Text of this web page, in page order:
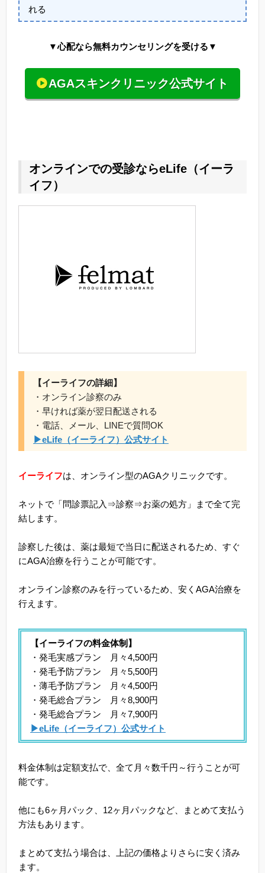
れる
▼心配なら無料カウンセリングを受ける▼
AGAスキンクリニック公式サイト
オンラインでの受診ならeLife（イーラ
イフ）
【イーライフの詳細】
・オンライン診察のみ
・早ければ薬が翌日配送される
・電話、メール、LINEで質問OK
▶eLife（イーライフ）公式サイト
イーライフは、オンライン型のAGAクリニックです。
ネットで「問診票記入⇒診察⇒お薬の処方」まで全て完
結します。
診察した後は、薬は最短で当日に配送されるため、すぐ
にAGA治療を行うことが可能です。
オンライン診察のみを行っているため、安くAGA治療を
行えます。
【イーライフの料金体制】
・発毛実感プラン 月々4,500円
・発毛予防プラン 月々5,500円
・薄毛予防プラン 月々4,500円
・発毛総合プラン 月々8,900円
・発毛総合プラン 月々7,900円
▶eLife（イーライフ）公式サイト
料金体制は定額支払で、全て月々数千円～行うことが可
能です。
他にも6ヶ月パック、12ヶ月パックなど、まとめて支払う
方法もあります。
まとめて支払う場合は、上記の価格よりさらに安く済み
ます。